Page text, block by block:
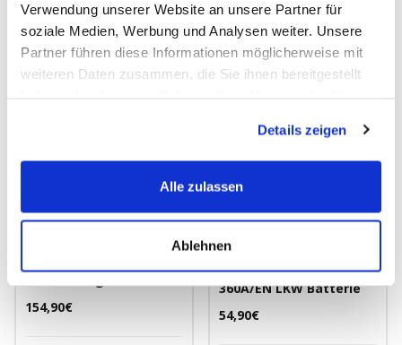
Verwendung unserer Website an unsere Partner für
soziale Medien, Werbung und Analysen weiter. Unsere
Partner führen diese Informationen möglicherweise mit
weiteren Daten zusammen, die Sie ihnen bereitgestellt
Details zeigen
Alle zulassen
Ablehnen
Schnellansicht Schnellansicht
AUSVERKAUFT
Angebotspreis
154,90€
Varta A17 Black
Dynamic 12V 41Ah
360A/EN LKW Batterie
Angebotspreis
54,90€